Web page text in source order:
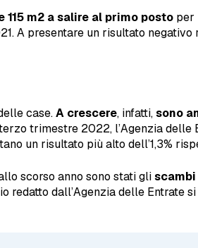
m2 a salire al primo posto per
A presentare un risultato
case.A crescere, infatti,sono
trimestre 2022, l’Agenzia delle
un risultato più alto dell’1,3%
scorso anno sono stati gli
redatto dall’Agenzia delle